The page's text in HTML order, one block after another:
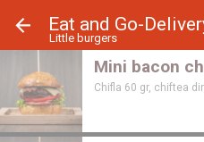
Eat and Go-
Little burgers
Mini bacon
Chifla 60 gr, chiftea